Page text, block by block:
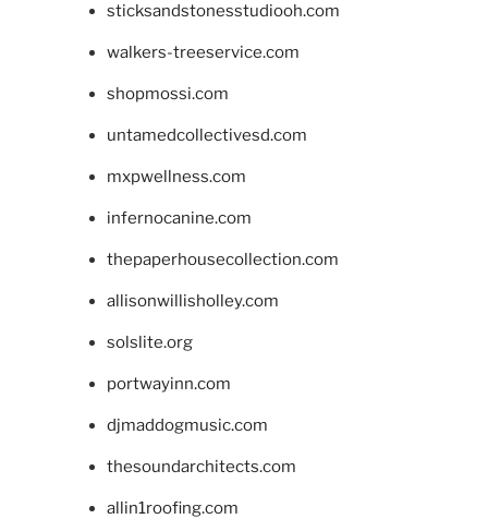
sticksandstonesstudiooh.com
walkers-treeservice.com
shopmossi.com
untamedcollectivesd.com
mxpwellness.com
infernocanine.com
thepaperhousecollection.com
allisonwillisholley.com
solslite.org
portwayinn.com
djmaddogmusic.com
thesoundarchitects.com
allin1roofing.com